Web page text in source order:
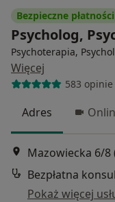
Bezpieczne płatności
Psycholog,
Psychoterapia,
Więcej
583 opinie
Adres
Mazowiecka 6/8
Bezpłatna
Pokaż więcej